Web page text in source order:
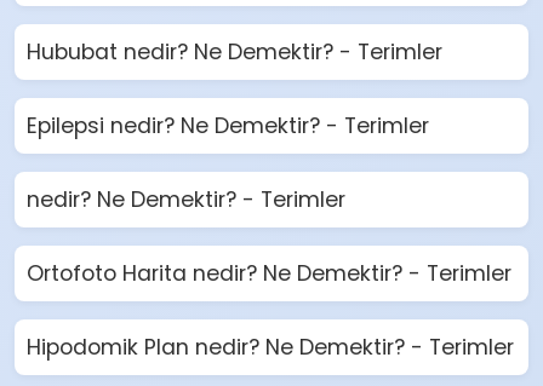
Hububat nedir? Ne Demektir? - Terimler
Epilepsi nedir? Ne Demektir? - Terimler
nedir? Ne Demektir? - Terimler
Ortofoto Harita nedir? Ne Demektir? - Terimler
Hipodomik Plan nedir? Ne Demektir? - Terimler